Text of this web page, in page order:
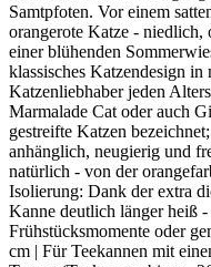
Samtpfoten. Vor einem
orangerote Katze -
einer blühenden
klassisches Katzendesign
Katzenliebhaber jeden
Marmalade Cat oder auch
gestreifte Katzen
anhänglich, neugierig und
natürlich - von der
Isolierung: Dank der extra
Kanne deutlich länger heiß
Frühstücksmomente oder
cm | Für Teekannen mit